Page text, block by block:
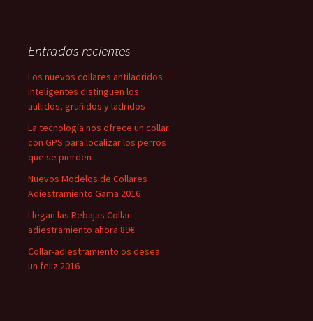
Entradas recientes
Los nuevos collares antiladridos
inteligentes distinguen los
aullidos, gruñidos y ladridos
La tecnología nos ofrece un collar
con GPS para localizar los perros
que se pierden
Nuevos Modelos de Collares
Adiestramiento Gama 2016
Llegan las Rebajas Collar
adiestramiento ahora 89€
Collar-adiestramiento os desea
un feliz 2016